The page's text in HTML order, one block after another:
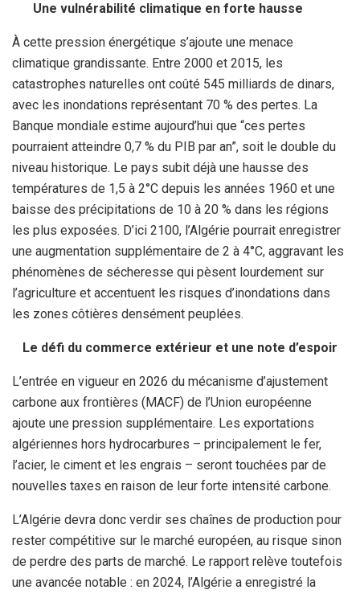
Une vulnérabilité climatique en forte hausse
À cette pression énergétique s’ajoute une menace
climatique grandissante. Entre 2000 et 2015, les
catastrophes naturelles ont coûté 545 milliards de dinars,
avec les inondations représentant 70 % des pertes. La
Banque mondiale estime aujourd’hui que “ces pertes
pourraient atteindre 0,7 % du PIB par an”, soit le double du
niveau historique. Le pays subit déjà une hausse des
températures de 1,5 à 2°C depuis les années 1960 et une
baisse des précipitations de 10 à 20 % dans les régions
les plus exposées. D’ici 2100, l’Algérie pourrait enregistrer
une augmentation supplémentaire de 2 à 4°C, aggravant les
phénomènes de sécheresse qui pèsent lourdement sur
l’agriculture et accentuent les risques d’inondations dans
les zones côtières densément peuplées.
Le défi du commerce extérieur et une note d’espoir
L’entrée en vigueur en 2026 du mécanisme d’ajustement
carbone aux frontières (MACF) de l’Union européenne
ajoute une pression supplémentaire. Les exportations
algériennes hors hydrocarbures – principalement le fer,
l’acier, le ciment et les engrais – seront touchées par de
nouvelles taxes en raison de leur forte intensité carbone.
L’Algérie devra donc verdir ses chaînes de production pour
rester compétitive sur le marché européen, au risque sinon
de perdre des parts de marché. Le rapport relève toutefois
une avancée notable : en 2024, l’Algérie a enregistré la